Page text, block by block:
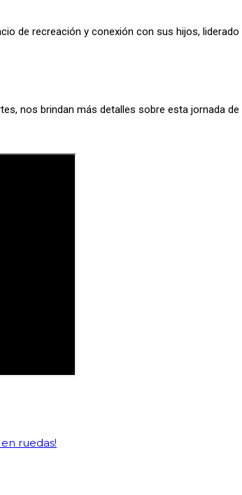
de recreación y conexión con sus hijos,
nos brindan más detalles sobre esta jornada
ruedas!